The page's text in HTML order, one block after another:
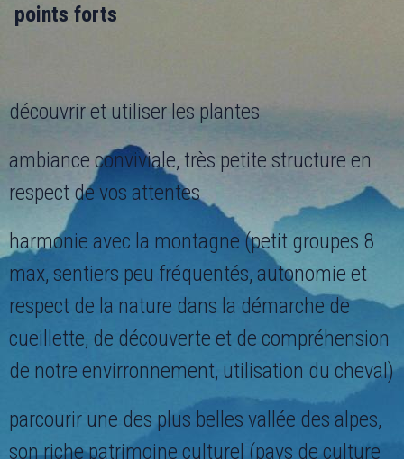
points forts
découvrir et utiliser les plantes
ambiance conviviale, très petite structure en
respect de vos attentes
harmonie avec la montagne (petit groupes 8
max, sentiers peu fréquentés, autonomie et
respect de la nature dans la démarche de
cueillette, de découverte et de compréhension
de notre envirronnement, utilisation du cheval)
parcourir une des plus belles vallée des alpes,
son riche patrimoine culturel (pays de culture